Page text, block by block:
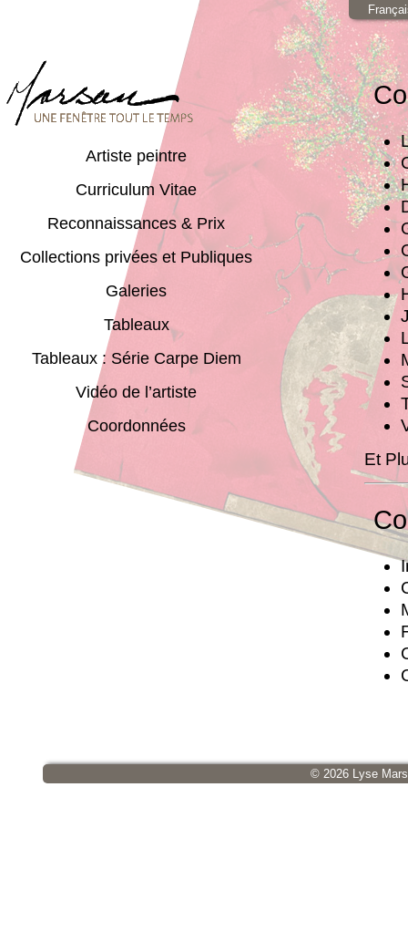
Et
Artiste peintre
Curriculum Vitae
Reconnaissances & Prix
Collections privées et Publiques
Galeries
Tableaux
Tableaux : Série Carpe Diem
Vidéo de l’artiste
Coordonnées
© 2026 Lyse